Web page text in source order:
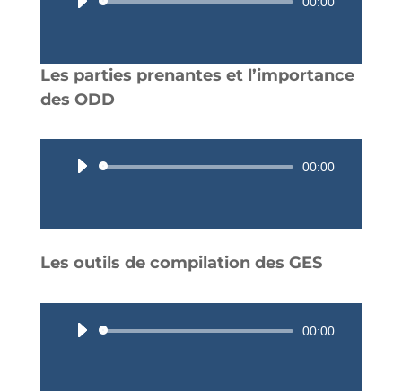
Les parties prenantes et l’importance
des ODD
Lecteur
00:00
Les outils de compilation des GES
Lecteur
00:00